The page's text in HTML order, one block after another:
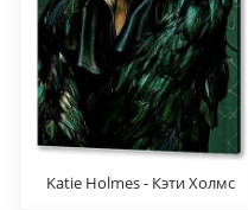
Katie Holmes - Кэти Холмс